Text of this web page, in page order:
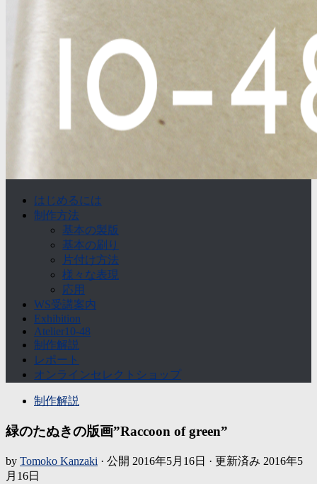
はじめるには
制作方法
基本の製版
基本の刷り
片付け方法
様々な表現
応用
WS受講案内
Exhibition
Atelier10-48
制作解説
レポート
オンラインセレクトショップ
制作解説
緑のたぬきの版画”Raccoon of green”
by Tomoko Kanzaki · 公開 2016年5月16日 · 更新済み 2016年5
月16日